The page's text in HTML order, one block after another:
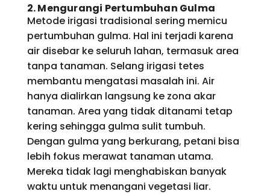
2. Mengurangi Pertumbuhan Gulma
Metode irigasi tradisional sering memicu
pertumbuhan gulma. Hal ini terjadi karena
air disebar ke seluruh lahan, termasuk area
tanpa tanaman. Selang irigasi tetes
membantu mengatasi masalah ini. Air
hanya dialirkan langsung ke zona akar
tanaman. Area yang tidak ditanami tetap
kering sehingga gulma sulit tumbuh.
Dengan gulma yang berkurang, petani bisa
lebih fokus merawat tanaman utama.
Mereka tidak lagi menghabiskan banyak
waktu untuk menangani vegetasi liar.